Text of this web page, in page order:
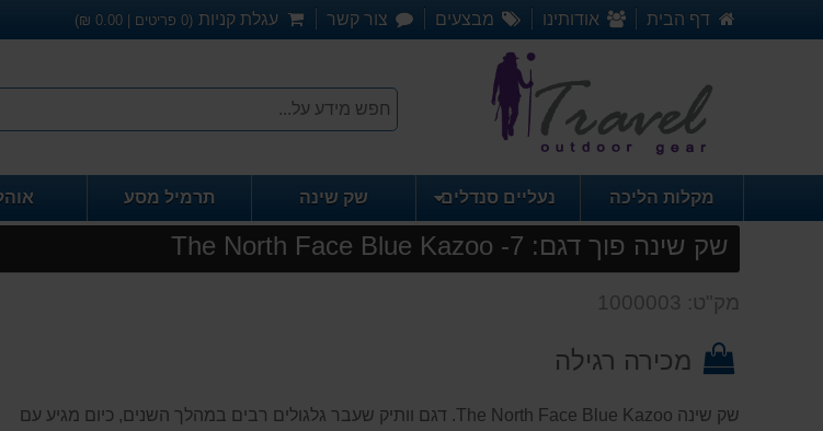
דף הבית אודותינו מבצעים צור קשר עגלת קניות (
0פריטים | 0.00
₪)
מקלות הליכה נעליים סנדלים שק שינה תרמיל מסע
שק שינה פוך דגם: 7- The North Face Blue Kazoo
מק"ט: 1000003
מכירה רגילה
שק שינה The North Face Blue Kazoo. דגם וותיק שעבר גלגולים רבים במהלך השנים, כיום מגיע עם